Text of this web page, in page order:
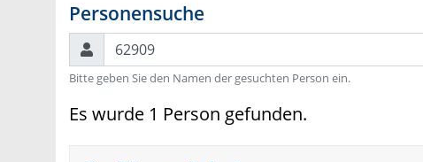
Personensuche
Suchen
Bitte geben Sie den Namen der gesuchten Person ein.
Es wurde 1 Person gefunden.